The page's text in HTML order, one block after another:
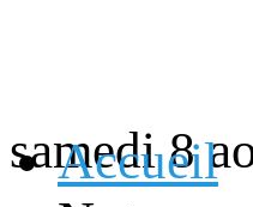
samedi 8
Accueil